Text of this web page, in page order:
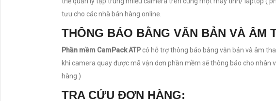
tưu cho các nhà bán hàng online.
THÔNG BÁO BẰNG VĂN BẢN VÀ ÂM
Phần mềm CamPack ATPcó hỗ trợ thông báo bằng văn bản và âm
khi camera quay được mã vận dơn phần mềm sẽ thông báo cho nhân
hàng )
TRA CỨU ĐƠN HÀNG: